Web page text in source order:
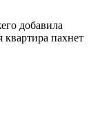
добавила
пахнет